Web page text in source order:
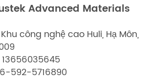
Advanced Materials
công nghệ cao Huli, Hạ Môn,
592-5716890